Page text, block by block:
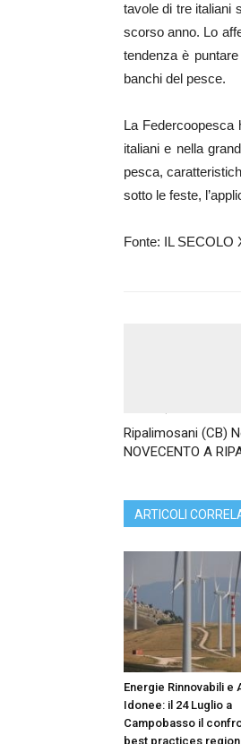
tavole di tre italiani
scorso anno. Lo
tendenza è
banchi del pesce.
La Federcoopesca
italiani e nella
pesca,
sotto le feste,
Fonte: IL SECOLO
Ripalimosani (CB)
NOVECENTO A
ARTICOLI
Energie Rinnovabili e
Idonee: il 24 Luglio a
Campobasso il
best practices